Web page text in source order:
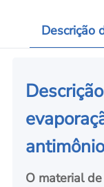
Descrição
O material